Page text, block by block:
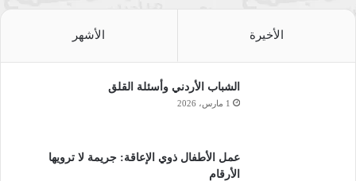
الأخيرة الأشهر
الشباب الأردني وأسئلة القلق
1 مارس، 2026
عمل الأطفال ذوي الإعاقة: جريمة لا ترويها
الأرقام